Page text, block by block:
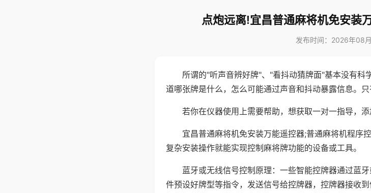
点炮远离!宜昌普通麻将机免安装
发布时间：2026年08
所谓的"听声音辨好牌"、"看抖动猜牌面"基本没有科
道哪张牌是什么，怎么可能通过声音和抖动暴露信息。只
若你在仪器使用上需要帮助，想获取一对一指导，
宜昌普通麻将机免安装万能遥控器;普通麻将机程序
复杂安装操作就能实现控制麻将牌功能的设备或工具。
蓝牙或无线信号控制原理：一些智能控牌器通过蓝
件预设好牌型等指令，发送信号给控牌器，控牌器接收